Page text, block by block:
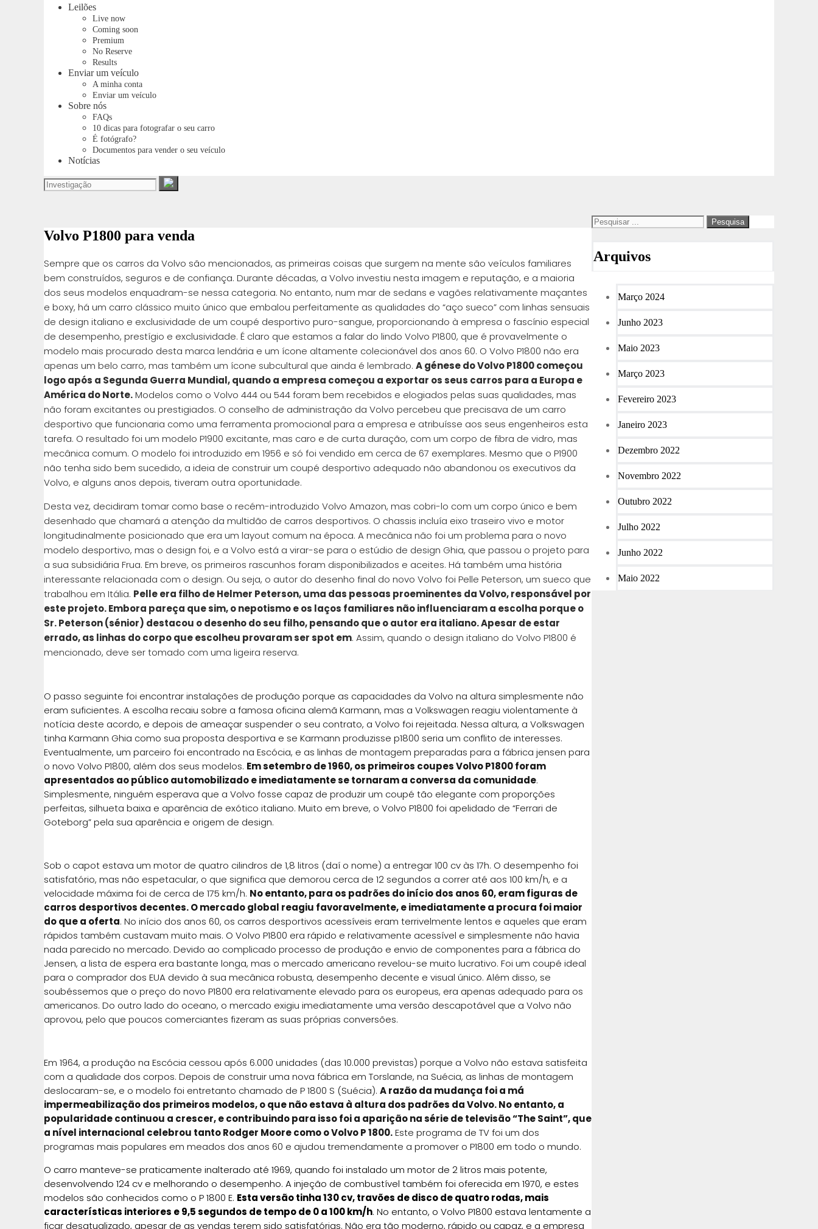
Leilões
Live now
Coming soon
Premium
No Reserve
Results
Enviar um veículo
A minha conta
Enviar um veículo
Sobre nós
FAQs
10 dicas para fotografar o seu carro
É fotógrafo?
Documentos para vender o seu veículo
Notícias
Volvo P1800 para venda
Sempre que os carros da Volvo são mencionados, as primeiras coisas que surgem na mente são veículos familiares
bem construídos, seguros e de confiança. Durante décadas, a Volvo investiu nesta imagem e reputação, e a maioria
dos seus modelos enquadram-se nessa categoria. No entanto, num mar de sedans e vagões relativamente maçantes
e boxy, há um carro clássico muito único que embalou perfeitamente as qualidades do “aço sueco” com linhas sensuais
de design italiano e exclusividade de um coupé desportivo puro-sangue, proporcionando à empresa o fascínio especial
de desempenho, prestígio e exclusividade. É claro que estamos a falar do lindo Volvo P1800, que é provavelmente o
modelo mais procurado desta marca lendária e um ícone altamente colecionável dos anos 60. O Volvo P1800 não era
apenas um belo carro, mas também um ícone subcultural que ainda é lembrado. A génese do Volvo P1800 começou
logo após a Segunda Guerra Mundial, quando a empresa começou a exportar os seus carros para a Europa e
América do Norte.Modelos como o Volvo 444 ou 544 foram bem recebidos e elogiados pelas suas qualidades, mas
não foram excitantes ou prestigiados. O conselho de administração da Volvo percebeu que precisava de um carro
desportivo que funcionaria como uma ferramenta promocional para a empresa e atribuísse aos seus engenheiros esta
tarefa. O resultado foi um modelo P1900 excitante, mas caro e de curta duração, com um corpo de fibra de vidro, mas
mecânica comum. O modelo foi introduzido em 1956 e só foi vendido em cerca de 67 exemplares. Mesmo que o P1900
não tenha sido bem sucedido, a ideia de construir um coupé desportivo adequado não abandonou os executivos da
Volvo, e alguns anos depois, tiveram outra oportunidade.
Desta vez, decidiram tomar como base o recém-introduzido Volvo Amazon, mas cobri-lo com um corpo único e bem
desenhado que chamará a atenção da multidão de carros desportivos. O chassis incluía eixo traseiro vivo e motor
longitudinalmente posicionado que era um layout comum na época. A mecânica não foi um problema para o novo
modelo desportivo, mas o design foi, e a Volvo está a virar-se para o estúdio de design Ghia, que passou o projeto para
a sua subsidiária Frua. Em breve, os primeiros rascunhos foram disponibilizados e aceites. Há também uma história
interessante relacionada com o design. Ou seja, o autor do desenho final do novo Volvo foi Pelle Peterson, um sueco que
trabalhou em Itália. Pelle era filho de Helmer Peterson, uma das pessoas proeminentes da Volvo, responsável por
este projeto. Embora pareça que sim, o nepotismo e os laços familiares não influenciaram a escolha porque o
Sr. Peterson (sénior) destacou o desenho do seu filho, pensando que o autor era italiano. Apesar de estar
errado, as linhas do corpo que escolheu provaram ser spot em. Assim, quando o design italiano do Volvo P1800 é
mencionado, deve ser tomado com uma ligeira reserva.
O passo seguinte foi encontrar instalações de produção porque as capacidades da Volvo na altura simplesmente não
eram suficientes. A escolha recaiu sobre a famosa oficina alemã Karmann, mas a Volkswagen reagiu violentamente à
notícia deste acordo, e depois de ameaçar suspender o seu contrato, a Volvo foi rejeitada. Nessa altura, a Volkswagen
tinha Karmann Ghia como sua proposta desportiva e se Karmann produzisse p1800 seria um conflito de interesses.
Eventualmente, um parceiro foi encontrado na Escócia, e as linhas de montagem preparadas para a fábrica jensen para
o novo Volvo P1800, além dos seus modelos. Em setembro de 1960, os primeiros coupes Volvo P1800 foram
apresentados ao público automobilizado e imediatamente se tornaram a conversa da comunidade.
Simplesmente, ninguém esperava que a Volvo fosse capaz de produzir um coupé tão elegante com proporções
perfeitas, silhueta baixa e aparência de exótico italiano. Muito em breve, o Volvo P1800 foi apelidado de “Ferrari de
Goteborg” pela sua aparência e origem de design.
Sob o capot estava um motor de quatro cilindros de 1,8 litros (daí o nome) a entregar 100 cv às 17h. O desempenho foi
satisfatório, mas não espetacular, o que significa que demorou cerca de 12 segundos a correr até aos 100 km/h, e a
velocidade máxima foi de cerca de 175 km/h. No entanto, para os padrões do início dos anos 60, eram figuras de
carros desportivos decentes. O mercado global reagiu favoravelmente, e imediatamente a procura foi maior
do que a oferta. No início dos anos 60, os carros desportivos acessíveis eram terrivelmente lentos e aqueles que eram
rápidos também custavam muito mais. O Volvo P1800 era rápido e relativamente acessível e simplesmente não havia
nada parecido no mercado. Devido ao complicado processo de produção e envio de componentes para a fábrica do
Jensen, a lista de espera era bastante longa, mas o mercado americano revelou-se muito lucrativo. Foi um coupé ideal
para o comprador dos EUA devido à sua mecânica robusta, desempenho decente e visual único. Além disso, se
soubéssemos que o preço do novo P1800 era relativamente elevado para os europeus, era apenas adequado para os
americanos. Do outro lado do oceano, o mercado exigiu imediatamente uma versão descapotável que a Volvo não
aprovou, pelo que poucos comerciantes fizeram as suas próprias conversões.
Em 1964, a produção na Escócia cessou após 6.000 unidades (das 10.000 previstas) porque a Volvo não estava satisfeita
com a qualidade dos corpos. Depois de construir uma nova fábrica em Torslande, na Suécia, as linhas de montagem
deslocaram-se, e o modelo foi entretanto chamado de P 1800 S (Suécia). A razão da mudança foi a má
impermeabilização dos primeiros modelos, o que não estava à altura dos padrões da Volvo. No entanto, a
popularidade continuou a crescer, e contribuindo para isso foi a aparição na série de televisão “The Saint”, que
a nível internacional celebrou tanto Rodger Moore como o Volvo P 1800.Este programa de TV foi um dos
programas mais populares em meados dos anos 60 e ajudou tremendamente a promover o P1800 em todo o mundo.
O carro manteve-se praticamente inalterado até 1969, quando foi instalado um motor de 2 litros mais potente,
desenvolvendo 124 cv e melhorando o desempenho. A injeção de combustível também foi oferecida em 1970, e estes
modelos são conhecidos como o P 1800 E. Esta versão tinha 130 cv, travões de disco de quatro rodas, mais
características interiores e 9,5 segundos de tempo de 0 a 100 km/h. No entanto, o Volvo P1800 estava lentamente a
ficar desatualizado, apesar de as vendas terem sido satisfatórias. Não era tão moderno, rápido ou capaz, e a empresa
Arquivos
Março 2024
Junho 2023
Maio 2023
Março 2023
Fevereiro 2023
Janeiro 2023
Dezembro 2022
Novembro 2022
Outubro 2022
Julho 2022
Junho 2022
Maio 2022